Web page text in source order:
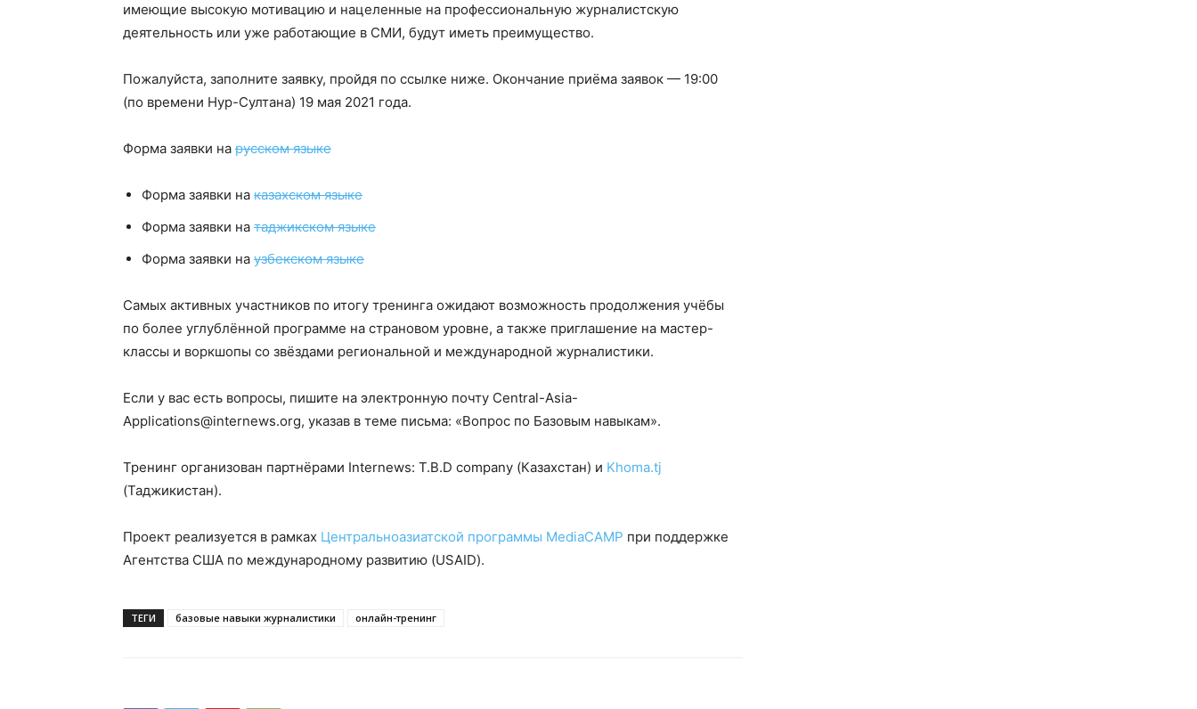
имеющие высокую мотивацию и нацеленные на профессиональную журналистскую
деятельность или уже работающие в СМИ, будут иметь преимущество.
Пожалуйста, заполните заявку, пройдя по ссылке ниже. Окончание приёма заявок — 19:00
(по времени Нур-Султана) 19 мая 2021 года.
Форма заявки на русском языке
Форма заявки на казахском языке
Форма заявки на таджикском языке
Форма заявки на узбекском языке
Самых активных участников по итогу тренинга ожидают возможность продолжения учёбы
по более углублённой программе на страновом уровне, а также приглашение на мастер-
классы и воркшопы со звёздами региональной и международной журналистики.
Если у вас есть вопросы, пишите на электронную почту Central-Asia-
Applications@internews.org, указав в теме письма: «Вопрос по Базовым навыкам».
Тренинг организован партнёрами Internews: T.B.D company (Казахстан) и Khoma.tj
(Таджикистан).
Проект реализуется в рамках Центральноазиатской программы MediaCAMP при поддержке
Агентства США по международному развитию (USAID).
ТЕГИ базовые навыки журналистики онлайн-тренинг